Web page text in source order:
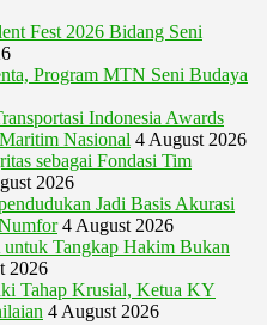
Fest 2026 Bidang Seni
Program MTN Seni Budaya
Indonesia Awards
Nasional 4 August 2026
sebagai Fondasi Tim
2026
Jadi Basis Akurasi
4 August 2026
Tangkap Hakim Bukan
2026
Tahap Krusial, Ketua KY
4 August 2026